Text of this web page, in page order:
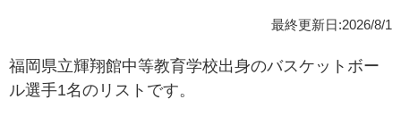
最終更新日:2026/8/1
福岡県立輝翔館中等教育学校出身のバスケットボー
ル選手1名のリストです。